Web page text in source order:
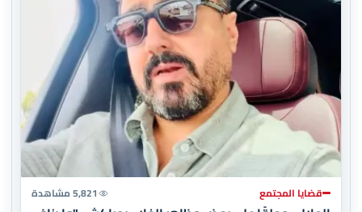
قضايا المجتمع 5,821 مشاهدة